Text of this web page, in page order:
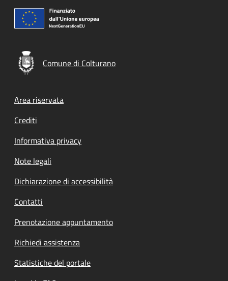
Comune di Colturano
Footer menu
Area riservata
Crediti
Informativa privacy
Note legali
Dichiarazione di accessibilità
Contatti
Prenotazione appuntamento
Richiedi assistenza
Statistiche del portale